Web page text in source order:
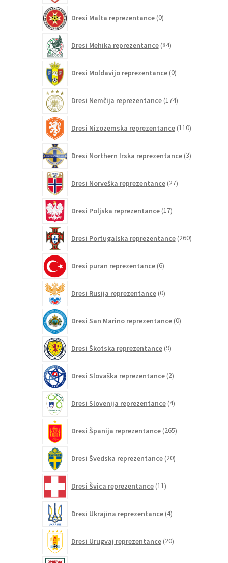
Dresi Malta reprezentance 0izdelkov
Dresi Mehika reprezentance 84izdelkov
Dresi Moldavijo reprezentance 0izdelkov
Dresi Nemčija reprezentance 174izdelkov
Dresi Nizozemska reprezentance 110izdelkov
Dresi Northern Irska reprezentance 3izdelki
Dresi Norveška reprezentance 27izdelkov
Dresi Poljska reprezentance 17izdelkov
Dresi Portugalska reprezentance 260izdelkov
Dresi puran reprezentance 6izdelkov
Dresi Rusija reprezentance 0izdelkov
Dresi San Marino reprezentance 0izdelkov
Dresi Škotska reprezentance 9izdelkov
Dresi Slovaška reprezentance 2izdelka
Dresi Slovenija reprezentance 4izdelki
Dresi Španija reprezentance 265izdelkov
Dresi Švedska reprezentance 20izdelkov
Dresi Švica reprezentance 11izdelkov
Dresi Ukrajina reprezentance 4izdelki
Dresi Urugvaj reprezentance 20izdelkov